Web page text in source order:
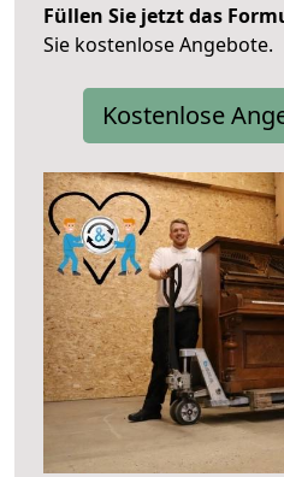
Füllen Sie jetzt das
Sie kostenlose Angebote.
Kostenlose